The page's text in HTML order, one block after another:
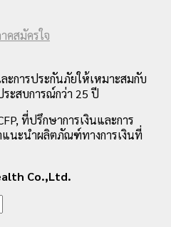
คสมัครใจ
ะการประกันภัยให้เหมาะสมกับ
ระสบการณ์กว่า 25 ปี
ที่ปรึกษาการเงินและการ
นะนำผลิตภัณฑ์ทางการเงินที่
Co.,Ltd.